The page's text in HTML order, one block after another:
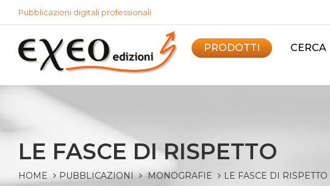
Pubblicazioni digitali professionali
PRODOTTI CERCA
LE FASCE DI RISPETTO
HOME PUBBLICAZIONI MONOGRAFIE LE FASCE DI RISPETTO